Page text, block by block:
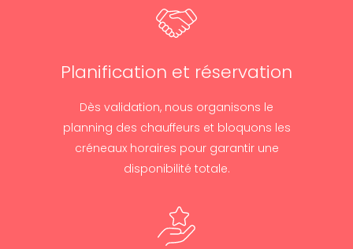
Planification et réservation
Dès validation, nous organisons le
planning des chauffeurs et bloquons les
créneaux horaires pour garantir une
disponibilité totale.